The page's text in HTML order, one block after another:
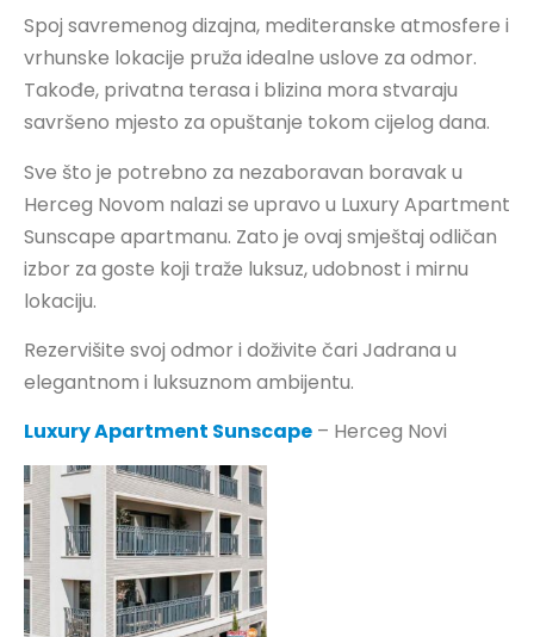
Spoj savremenog dizajna, mediteranske atmosfere i
vrhunske lokacije pruža idealne uslove za odmor.
Takođe, privatna terasa i blizina mora stvaraju
savršeno mjesto za opuštanje tokom cijelog dana.
Sve što je potrebno za nezaboravan boravak u
Herceg Novom nalazi se upravo u Luxury Apartment
Sunscape apartmanu. Zato je ovaj smještaj odličan
izbor za goste koji traže luksuz, udobnost i mirnu
lokaciju.
Rezervišite svoj odmor i doživite čari Jadrana u
elegantnom i luksuznom ambijentu.
Luxury Apartment Sunscape – Herceg Novi